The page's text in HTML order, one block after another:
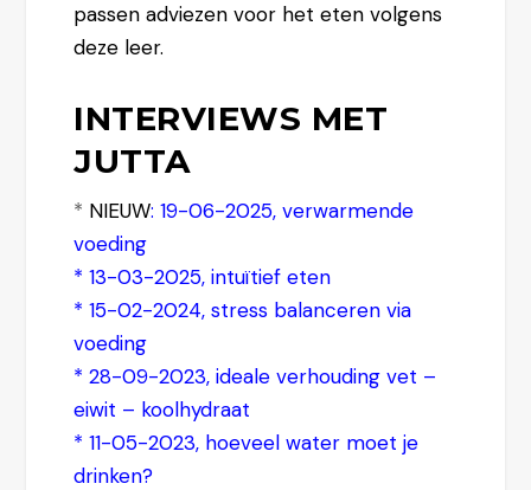
passen adviezen voor het eten volgens
deze leer.
INTERVIEWS MET
JUTTA
* NIEUW:19-06-2025, verwarmende
voeding
*13-03-2025, intuïtief eten
*15-02-2024, stress balanceren via
voeding
*28-09-2023, ideale verhouding vet –
eiwit – koolhydraat
*11-05-2023, hoeveel water moet je
drinken?